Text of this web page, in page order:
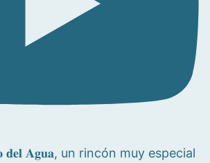
𝐝𝐞𝐥 𝐀𝐠𝐮𝐚, un rincón muy especial